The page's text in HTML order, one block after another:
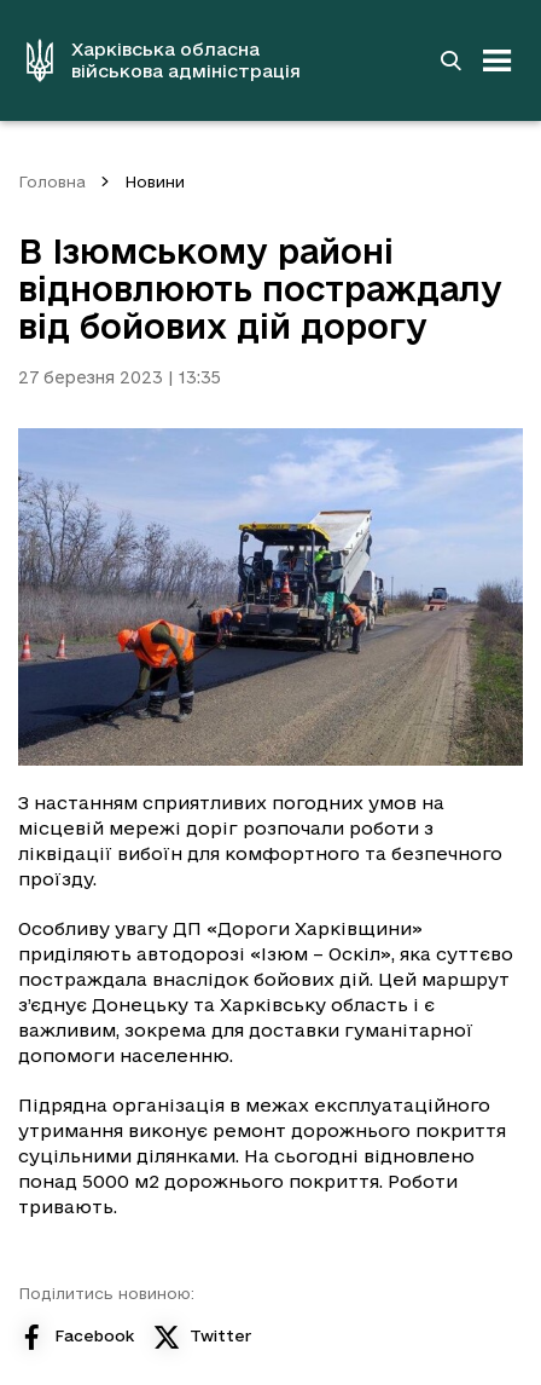
вмістуХарківська обласна
військова адміністрація
Головна Новини
В Ізюмському районі
відновлюють постраждалу
від бойових дій дорогу
27 березня 2023 | 13:35
З настанням сприятливих погодних умов на
місцевій мережі доріг розпочали роботи з
ліквідації вибоїн для комфортного та безпечного
проїзду.
Особливу увагу ДП «Дороги Харківщини»
приділяють автодорозі «Ізюм – Оскіл», яка суттєво
постраждала внаслідок бойових дій. Цей маршрут
з’єднує Донецьку та Харківську область і є
важливим, зокрема для доставки гуманітарної
допомоги населенню.
Підрядна організація в межах експлуатаційного
утримання виконує ремонт дорожнього покриття
суцільними ділянками. На сьогодні відновлено
понад 5000 м2 дорожнього покриття. Роботи
тривають.
Поділитись новиною:
Facebook Twitter